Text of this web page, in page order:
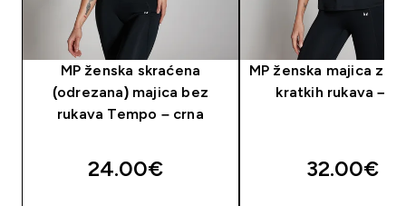
MP ženska skraćena
(odrezana) majica bez
rukava Tempo – crna
24.00€‎
MP ženska majica za
kratkih rukava –
32.00€‎